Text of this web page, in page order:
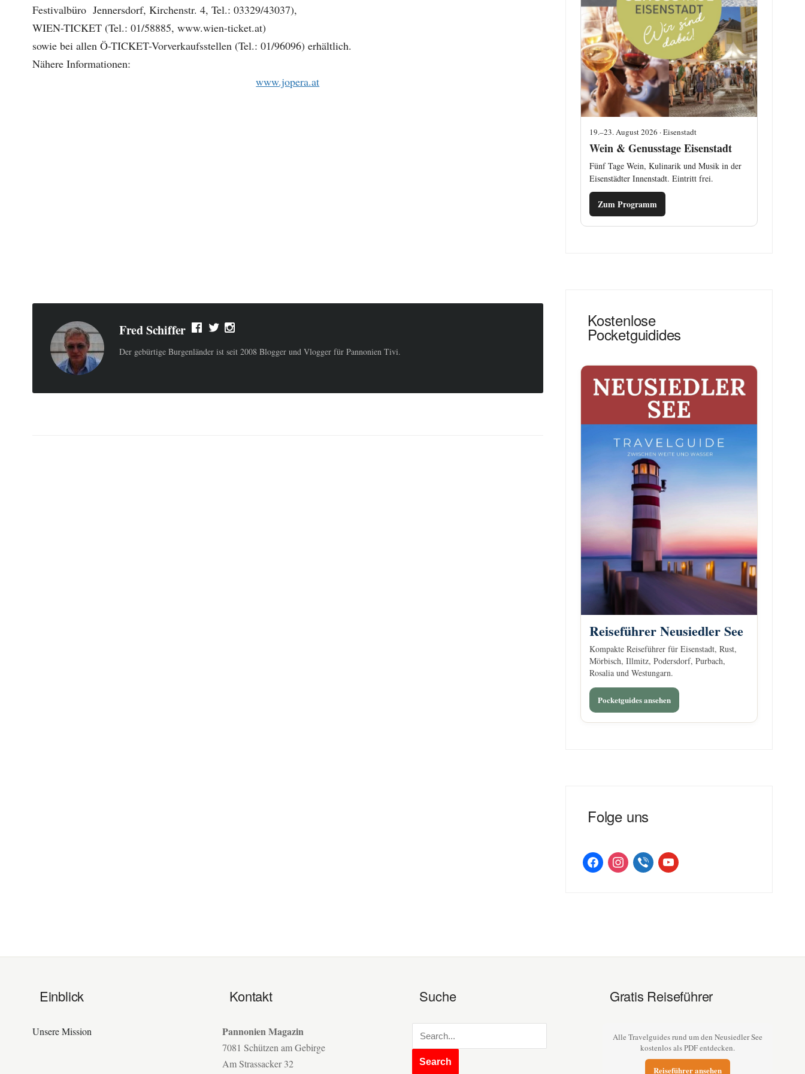
Festivalbüro Jennersdorf, Kirchenstr. 4, Tel.: 03329/43037),
WIEN-TICKET (Tel.: 01/58885, www.wien-ticket.at)
sowie bei allen Ö-TICKET-Vorverkaufsstellen (Tel.: 01/96096) erhältlich.
Nähere Informationen:
www.jopera.at
Fred Schiffer
Der gebürtige Burgenländer ist seit 2008 Blogger und Vlogger für Pannonien Tivi.
19.–23. August 2026 · Eisenstadt
Wein & Genusstage Eisenstadt
Fünf Tage Wein, Kulinarik und Musik in der
Eisenstädter Innenstadt. Eintritt frei.
Zum Programm
Kostenlose
Pocketguidides
Reiseführer Neusiedler See
Kompakte Reiseführer für Eisenstadt, Rust,
Mörbisch, Illmitz, Podersdorf, Purbach,
Rosalia und Westungarn.
Pocketguides ansehen
Folge uns
facebookinstagramviber youtube
Einblick
Unsere Mission
Kontakt
Pannonien Magazin
7081 Schützen am Gebirge
Am Strassacker 32
Suche Gratis Reiseführer
Alle Travelguides rund um den Neusiedler See
kostenlos als PDF entdecken.
Reiseführer ansehen